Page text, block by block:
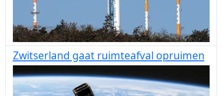
Zwitserland gaat ruimteafval opruimen